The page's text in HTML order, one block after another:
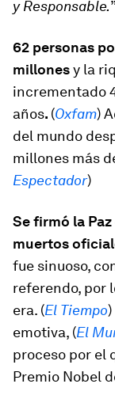
y Responsable.
62 personas
millonesy la
incrementado
años. (Oxfam)
del mundo
millones más
Espectador)
Se firmó la
muertos
fue sinuoso,
referendo, por
era. (El Tiempo
emotiva, (El
proceso por el
Premio Nobel